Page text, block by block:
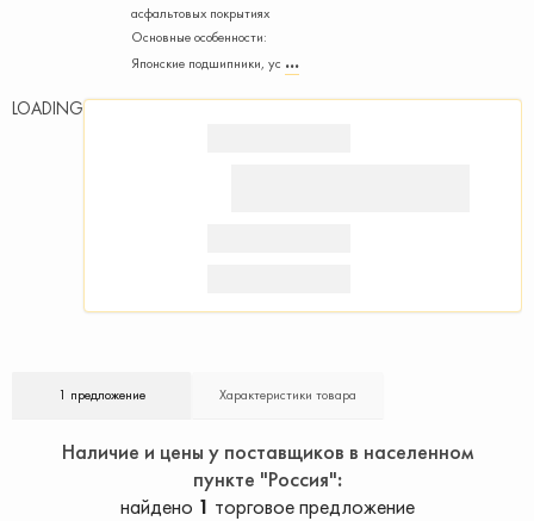
асфальтовых покрытиях
Основные особенности:
Японские подшипники, ус
LOADING
1 предложение Характеристики товара
Наличие и цены у поставщиков в населенном
пункте "Россия"
найдено 1 торговое предложение